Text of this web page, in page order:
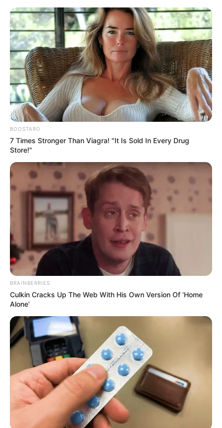
HOME
Home CONACS Notícia >
Saiba os detalhes da
Mobilização da direção da CONACS em Brasília pelo PLP 185.
Saiba os detalhes da Mobilização
da direção da CONACS em Brasília
pelo PLP 185.
BOOSTARO
7 Times Stronger Than Viagra! "It Is Sold In Every Drug
Store!"
BRAINBERRIES
Culkin Cracks Up The Web With His Own Version Of ‘Home
Alone’